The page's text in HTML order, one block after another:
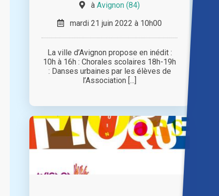
à Avignon (84)
mardi 21 juin 2022 à 10h00
La ville d’Avignon propose en inédit :
10h à 16h : Chorales scolaires 18h-19h
: Danses urbaines par les élèves de
l’Association [...]